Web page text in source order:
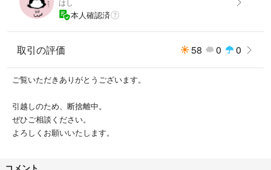
はし
本人確認済
取引の評価 58 0 0
ご覧いただきありがとうございます。
引越しのため、断捨離中。
ぜひご相談ください。
よろしくお願いいたします。
コメント